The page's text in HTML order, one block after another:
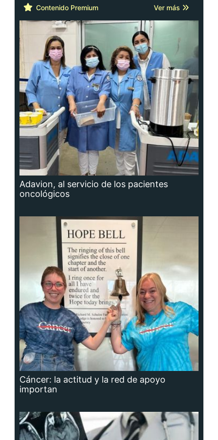
Contenido Premium Ver más
Adavion, al servicio de los pacientes
oncológicos
Cáncer: la actitud y la red de apoyo
importan